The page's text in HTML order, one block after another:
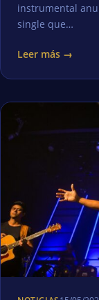
instrumental
single que…
Leer más →